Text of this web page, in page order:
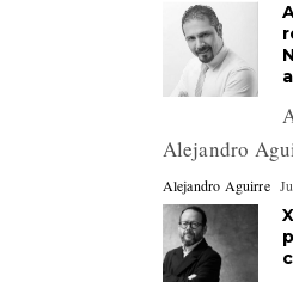
Alejandro
Alejandro Aguirre